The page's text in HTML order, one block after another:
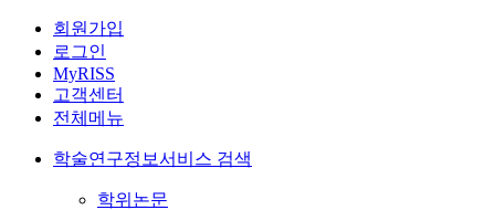
회원가입
로그인
MyRISS
고객센터
전체메뉴
학술연구정보서비스 검색
학위논문